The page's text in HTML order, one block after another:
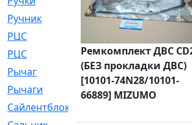
Ручник
[11]
РЦC
РЦС
[84]
Рычаг
[588]
Рычаги
[3]
Сайлентблок
Ремкомплект ДВС
(БЕЗ прокладки ДВС)
[10101-74N28/10101-
66889] MIZUMO